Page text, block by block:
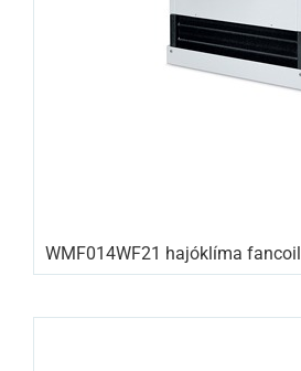
WMF014WF21 hajóklíma fancoil